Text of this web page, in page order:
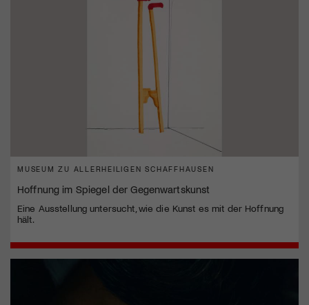
MUSEUM ZU ALLERHEILIGEN SCHAFFHAUSEN
Hoffnung im Spiegel der Gegenwartskunst
Eine Ausstellung untersucht, wie die Kunst es mit der Hoffnung
hält.